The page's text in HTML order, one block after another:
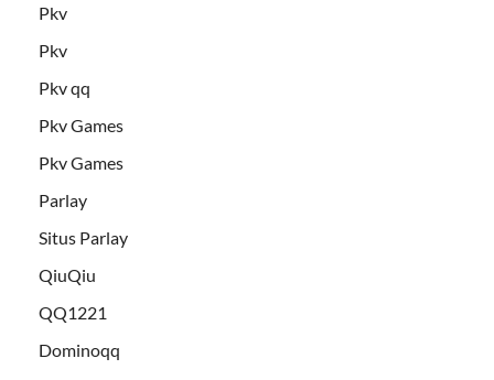
Pkv
Pkv
Pkv qq
Pkv Games
Pkv Games
Parlay
Situs Parlay
QiuQiu
QQ1221
Dominoqq